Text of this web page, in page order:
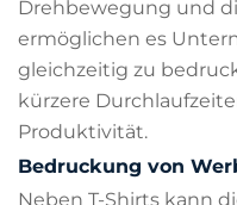
Drehbewegung und
ermöglichen es
gleichzeitig zu
kürzere
Produktivität.
Bedruckung von
Neben T-Shirts kann